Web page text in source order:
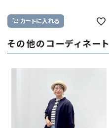
カートに入れる
その他のコーディネート